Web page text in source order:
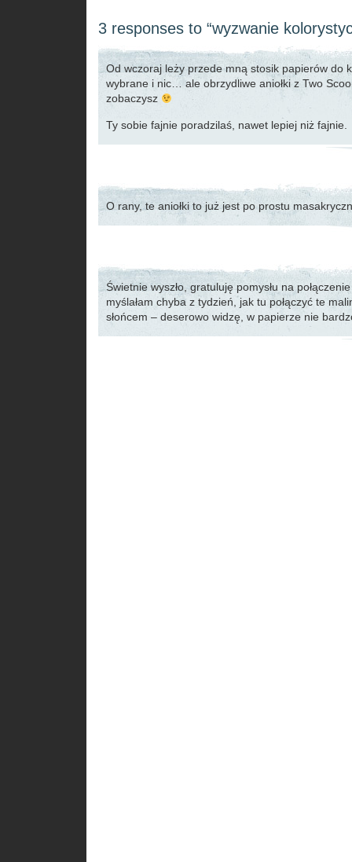
3 responses to “wyzwanie
Od wczoraj leży przede mną stosik papierów do
wybrane i nic… ale obrzydliwe aniołki z Two
zobaczysz
Ty sobie fajnie poradzilaś, nawet lepiej niż fajnie.
O rany, te aniołki to już jest po prostu
Świetnie wyszło, gratuluję pomysłu na
myślałam chyba z tydzień, jak tu połączyć te
słońcem – deserowo widzę, w papierze nie